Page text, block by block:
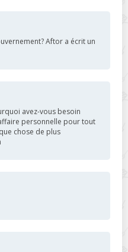
Aftor a écrit un
avez-vous besoin
personnelle pour tout
chose de plus